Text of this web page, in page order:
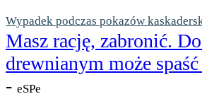
Wypadek podczas pokazów
Masz rację, zabronić.
drewnianym może
- eSPe